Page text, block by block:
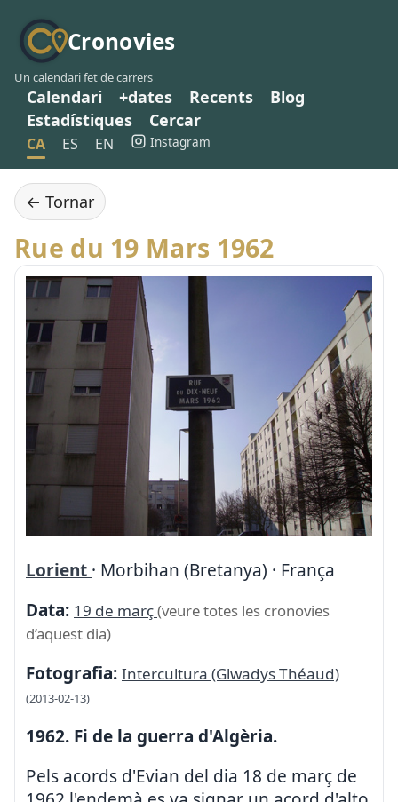
Cronovies
Un calendari fet de carrers
Calendari +dates Recents
Blog
Estadístiques
Cercar
CA ES EN Instagram
← Tornar
Rue du 19 Mars 1962
Lorient · Morbihan (Bretanya) · França
Data: 19 de març(veure totes les cronovies
d’aquest dia)
Fotografia: Intercultura (Glwadys Théaud)
(2013-02-13)
1962. Fi de la guerra d'Algèria.
Pels acords d'Evian del dia 18 de març de